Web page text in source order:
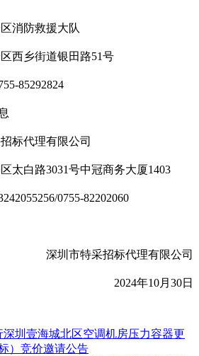
消防救援大队
西乡街道银田路51号
85292824
标代理有限公司
太白路3031号中冠商务大厦1403
0755-82202060
深圳市特采招标代理有限公司
2024年10月30日
深圳壹海城北区空调机房压力容器更
）竞价邀请公告